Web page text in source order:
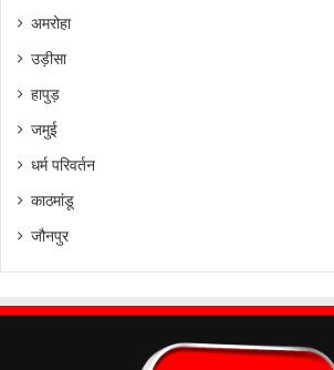
अमरोहा
उड़ीसा
हापुड़
जमुई
धर्म परिवर्तन
काठमांडू
जौनपुर